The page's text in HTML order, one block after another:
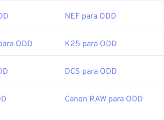
NEF para ODD
ODD K25 para ODD
DCS para ODD
Canon RAW para ODD